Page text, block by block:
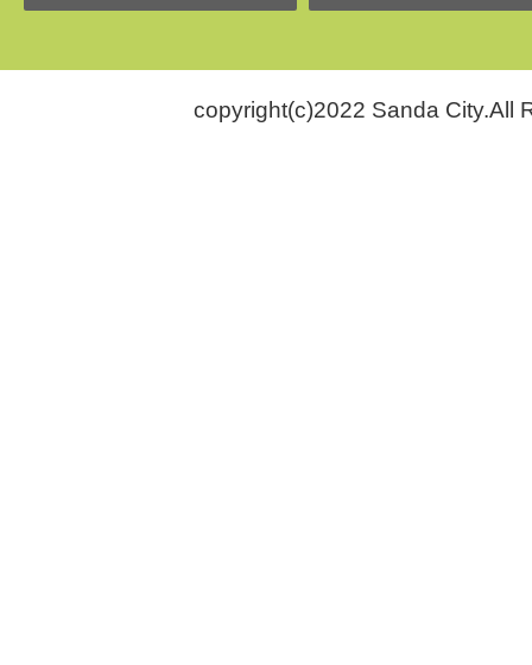
copyright(c)2022 Sanda City.All